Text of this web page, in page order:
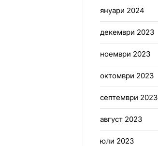
януари 2024
декември 2023
ноември 2023
октомври 2023
септември 2023
август 2023
юли 2023